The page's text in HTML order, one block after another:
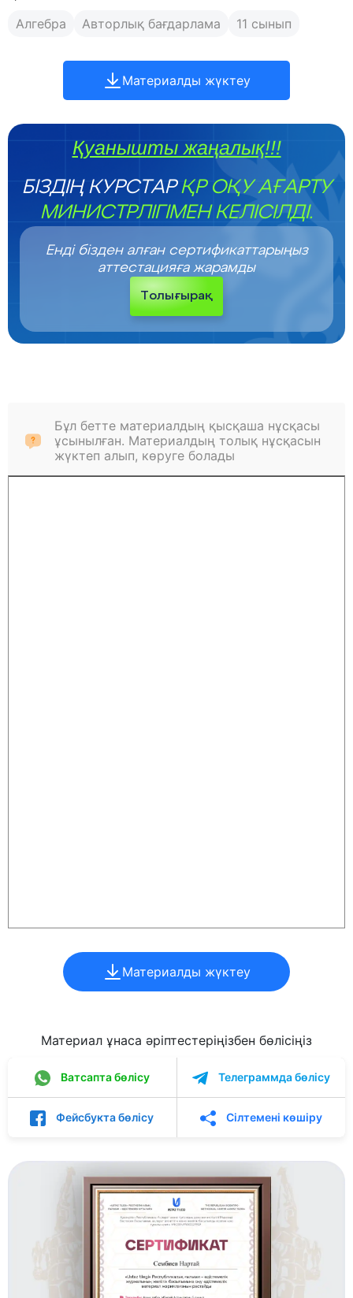
Алгебра Авторлық бағдарлама 11 сынып
Материалды жүктеу
Қуанышты жаңалық!!!
БІЗДІҢ КУРСТАРҚР ОҚУ АҒАРТУ
МИНИСТРЛІГІМЕН КЕЛІСІЛДІ.
Енді бізден алған сертификаттарыңыз
аттестацияға жарамды
Толығырақ
Бұл бетте материалдың қысқаша нұсқасы
ұсынылған. Материалдың толық нұсқасын
жүктеп алып, көруге болады
Материалды жүктеу
Материал ұнаса әріптестеріңізбен бөлісіңіз
Ватсапта бөлісу Телеграммда бөлісу
Фейсбукта бөлісу Сілтемені көшіру